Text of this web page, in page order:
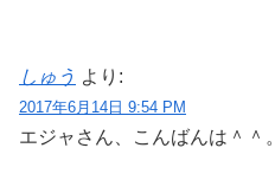
しゅう より:
2017年6月14日 9:54 PM
エジャさん、こんばんは＾＾。